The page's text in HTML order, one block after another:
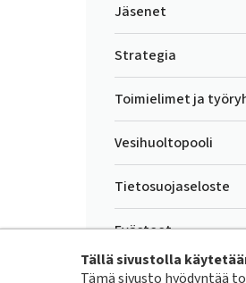
Tällä sivustolla
Tämä sivusto hyödyntää
Jäsenet
Strategia
Toimielimet ja
Vesihuoltopooli
Tietosuojaseloste
Evästeet
Turvallisemman